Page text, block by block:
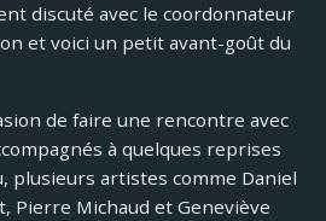
discuté avec le coordonnateur
et voici un petit avant-goût du
de faire une rencontre avec
à quelques reprises
plusieurs artistes comme Daniel
Pierre Michaud et Geneviève